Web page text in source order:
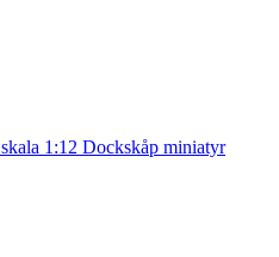
1:12 Dockskåp miniatyr